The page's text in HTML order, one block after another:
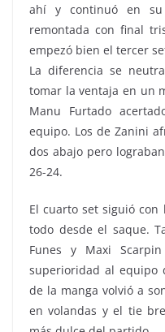
ahí y continuó en su
remontada con final
empezó bien el tercer
La diferencia se
tomar la ventaja en un
Manu Furtado
equipo. Los de Zanini
dos abajo pero
26-24.
El cuarto set siguió con
todo desde el saque.
Funes y Maxi
superioridad al equipo
de la manga volvió a
en volandas y el tie